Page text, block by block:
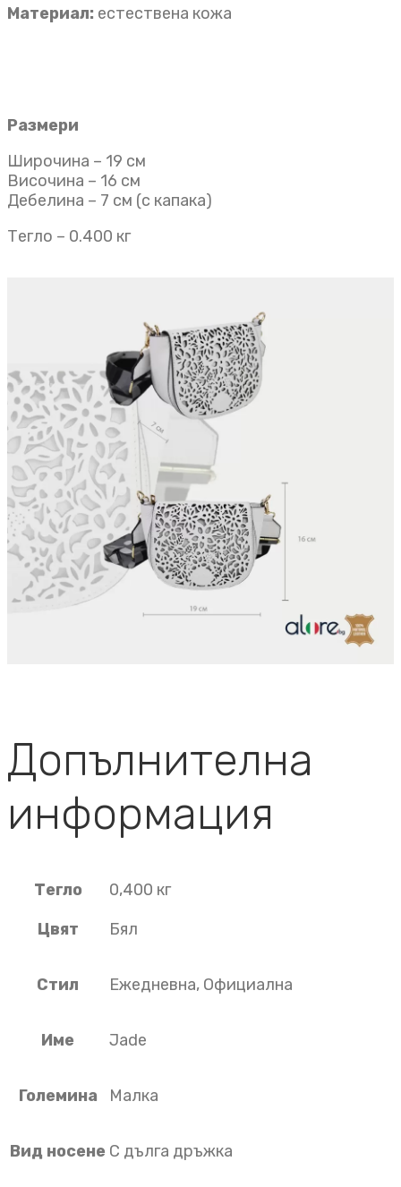
Материал: естествена кожа
Размери
Широчина – 19 см
Височина – 16 см
Дебелина – 7 см (с капака)
Тегло – 0.400 кг
Допълнителна
информация
Тегло
0,400 кг
Цвят
Бял
Стил Ежедневна, Официална
Име Jade
Големина Малка
Вид носене С дълга дръжка